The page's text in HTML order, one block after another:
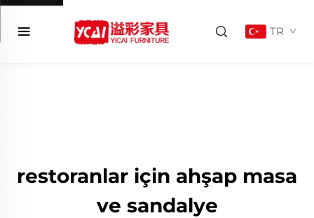
TR
restoranlar için ahşap masa
ve sandalye